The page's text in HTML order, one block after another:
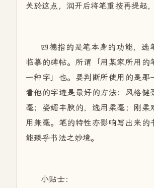
关於这点，润开后将笔重按再提起
四德指的是笔本身的功能，选
临摹的碑帖。所谓「用某家所用的
一种字」也。要判断所使用的是那
看他的字迹是最好的方法：风格健
毫；姿媚丰腴的，选用柔毫；刚柔
用兼毫。笔的特性亦影响写出来的
能臻乎书法之妙境。
小贴士：